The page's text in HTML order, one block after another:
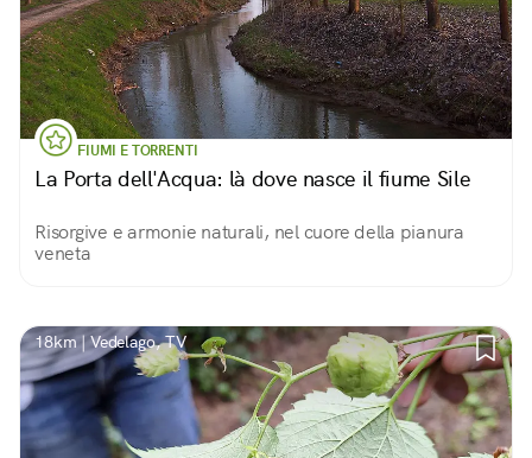
FIUMI E TORRENTI
La Porta dell'Acqua: là dove nasce il fiume Sile
Risorgive e armonie naturali, nel cuore della pianura
veneta
18km | Vedelago, TV